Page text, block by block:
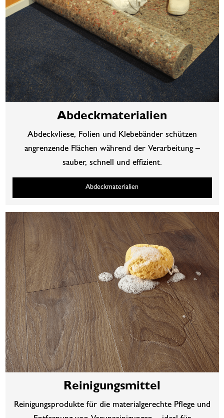
Abdeckmaterialien
Abdeckvliese, Folien und Klebebänder schützen
angrenzende Flächen während der Verarbeitung –
sauber, schnell und effizient.
Abdeckmaterialien
Reinigungsmittel
Reinigungsprodukte für die materialgerechte Pflege und